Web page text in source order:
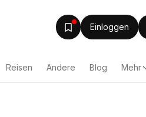
Einloggen
Reisen Andere Blog Mehr